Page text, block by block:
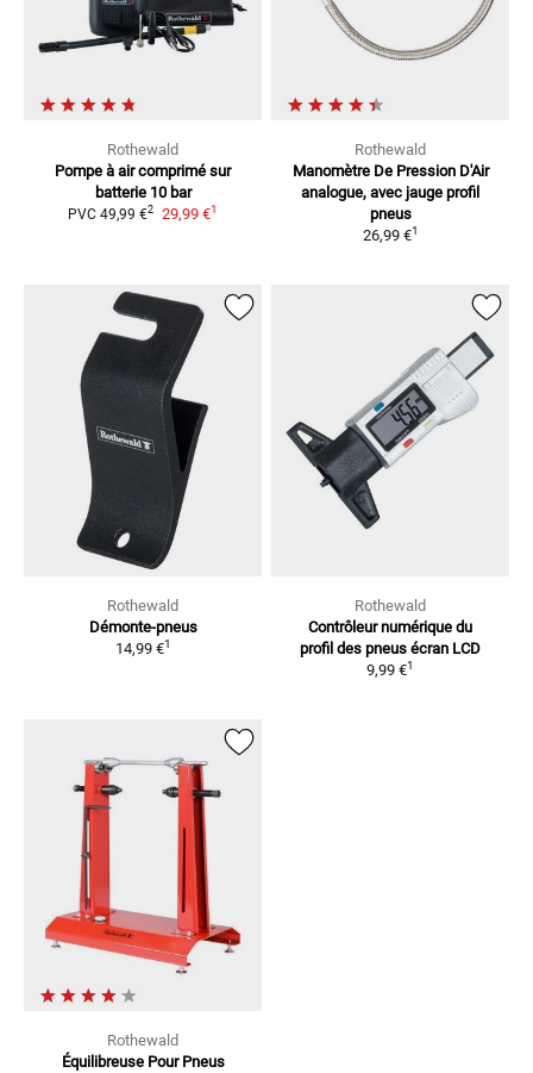
Rothewald
Pompe à air comprimé sur
batterie 10 bar
PVC 49,99 €2 29,99 €1
Rothewald
Manomètre De Pression D'Air
analogue, avec jauge profil
pneus
26,99 €1
Rothewald
Démonte-pneus
14,99 €1
Rothewald
Contrôleur numérique du
profil des pneus écran LCD
9,99 €1
Rothewald
Équilibreuse Pour Pneus